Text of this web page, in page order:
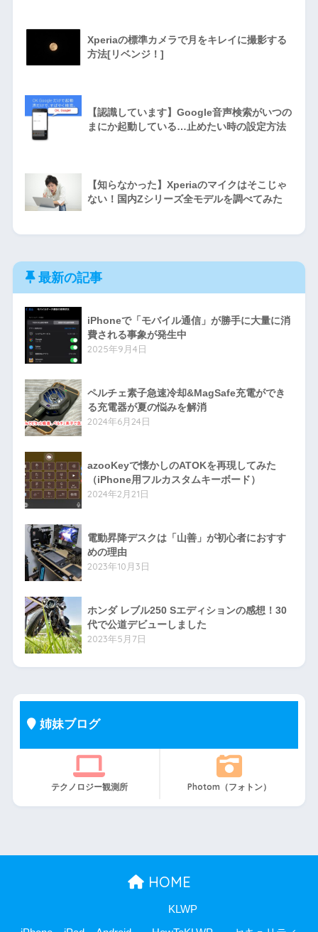
Xperiaの標準カメラで月をキレイに撮影する
方法[リベンジ！]
【認識しています】Google音声検索がいつの
まにか起動している…止めたい時の設定方法
【知らなかった】Xperiaのマイクはそこじゃ
ない！国内Zシリーズ全モデルを調べてみた
最新の記事
iPhoneで「モバイル通信」が勝手に大量に消
費される事象が発生中
2025年9月4日
ペルチェ素子急速冷却&MagSafe充電ができ
る充電器が夏の悩みを解消
2024年6月24日
azooKeyで懐かしのATOKを再現してみた
（iPhone用フルカスタムキーボード）
2024年2月21日
電動昇降デスクは「山善」が初心者におすす
めの理由
2023年10月3日
ホンダ レブル250 Sエディションの感想！30
代で公道デビューしました
2023年5月7日
姉妹ブログ
テクノロジー観測所 Photom（フォトン）
HOME
KLWP